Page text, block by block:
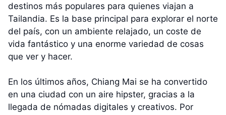
destinos más populares para quienes viajan a
Tailandia. Es la base principal para explorar el norte
del país, con un ambiente relajado, un coste de
vida fantástico y una enorme variedad de cosas
que ver y hacer.
En los últimos años, Chiang Mai se ha convertido
en una ciudad con un aire hipster, gracias a la
llegada de nómadas digitales y creativos. Por